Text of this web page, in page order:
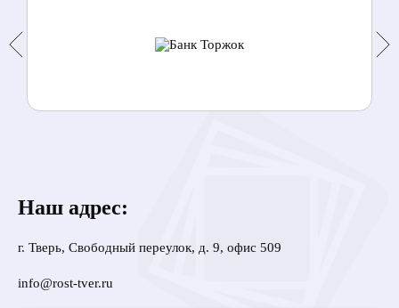
Наш адрес:
г. Тверь, Свободный переулок, д. 9, офис 509
info@rost-tver.ru